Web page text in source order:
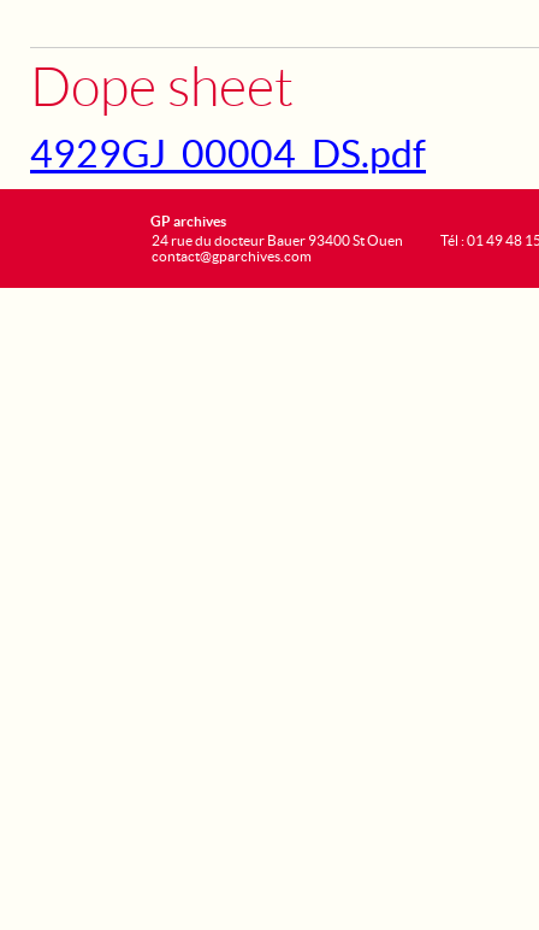
Dope sheet
4929GJ_00004_DS.pdf
GP archives
24 rue du docteur Bauer 93400 St Ouen
contact@gparchives.com
Tél : 01 49 48